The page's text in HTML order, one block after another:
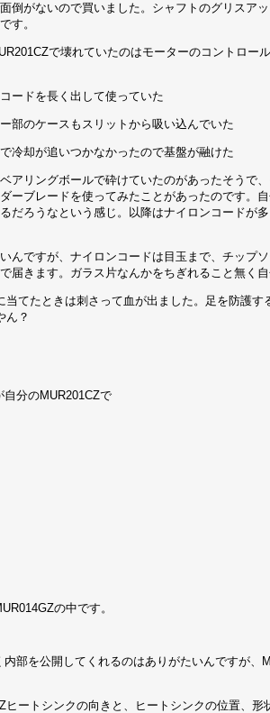
倒がないので買いました。シャフトのグリスア
す。
で壊れていたのはモーターのコントロー
ードを長く出して使っていた
部のケースもスリットから吸い込んでいた
冷却が追いつかなかったので基盤が融けた
アリングボールで砕けていたのがあったそうで
ーブレードを使ってみたことがあったのです。
だろうなという感じ。以降はナイロンコードが
んですが、ナイロンコードは目玉まで、チップ
届きます。ガラス片なんかをちぎれること無く
てたときは刺さって血が出ました。足を防護
ん？
分のMUR201CZで
の中です。
内部を公開してくれるのはありがたいんですが、
ヒートシンクの向きと、ヒートシンクの位置、